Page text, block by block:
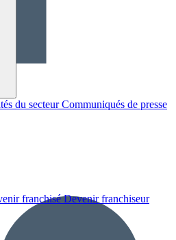
du secteur Communiqués de presse
franchisé Devenir franchiseur